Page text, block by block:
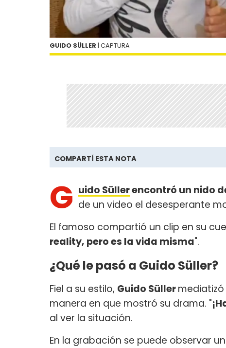
GUIDO SÜLLER | CAPTURA
COMPARTÍ ESTA NOTA
G uido Süllerencontró un nido
de un video el desesperante
El famoso compartió un clip en su
reality, pero es la vida misma".
¿Qué le pasó a Guido Süller?
Fiel a su estilo, Guido Süller
manera en que mostró su drama. "
al ver la situación.
En la grabación se puede observar